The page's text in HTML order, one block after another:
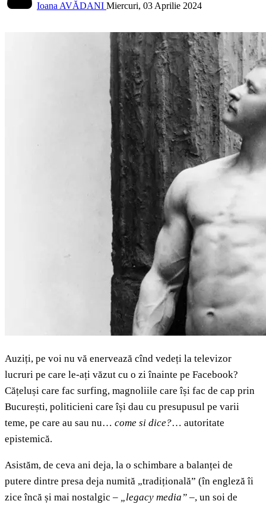
Ioana AVĂDANI Miercuri, 03 Aprilie 2024
Auziți, pe voi nu vă enervează cînd vedeți la televizor
lucruri pe care le-ați văzut cu o zi înainte pe Facebook?
Cățeluși care fac surfing, magnoliile care își fac de cap prin
București, politicieni care își dau cu presupusul pe varii
teme, pe care au sau nu… come si dice?… autoritate
epistemică.
Asistăm, de ceva ani deja, la o schimbare a balanței de
putere dintre presa deja numită „tradițională” (în engleză îi
zice încă și mai nostalgic – „legacy media” –, un soi de